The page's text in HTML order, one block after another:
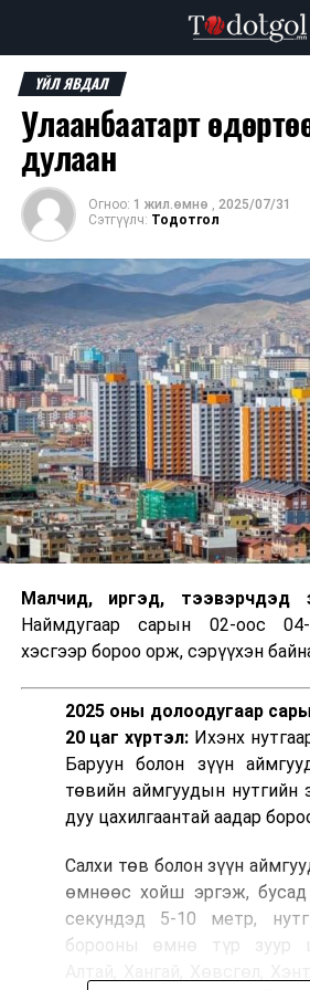
ҮЙЛ ЯВДАЛ
Улаанбаатарт
дулаан
Огноо: 1 жил.өмнө , 2025/07/31
Сэтгүүлч: Тодотгол
Малчид, иргэд, тээвэрчдэд
Наймдугаар сарын 02-оос
хэсгээр бороо орж, сэрүүхэн
2025 оны долоодугаар
20 цаг хүртэл: Ихэнх
Баруун болон зүүн
төвийн аймгуудын нутгийн
дуу цахилгаантай аадар
Салхи төв болон зүүн
өмнөөс хойш эргэж, бусад
секундэд 5-10 метр,
борооны өмнө түр зуур